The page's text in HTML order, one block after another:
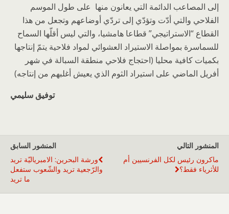
إلى المصاعب الدائمة التي يعانون منها على طول الموسم
الفلاحي والتي أدّت وتؤدّي إلى تردّي أوضاعهم وتجعل من هذا
القطاع “الاستراتيجي” قطاعا هامشيا، والتي ليس أقلّها السماح
للسماسرة بمواصلة الاستيراد العشوائي لمواد فلاحية يتمّ إنتاجها
بكميات كافية محليا (احتجاج فلاحي منطقة السبالة في شهر
أفريل الماضي على استيراد الثوم الذي يعيش أغلبهم من إنتاجه)
توفيق سليمي
المنشور السابق
ورشة البحرين: الامبرياليّة تريد
والرّجعية تريد والشّعوب ستفعل
ما تريد
المنشور التالي
ماكرون رئيس لكل الفرنسيين أم
للأثرياء فقط؟